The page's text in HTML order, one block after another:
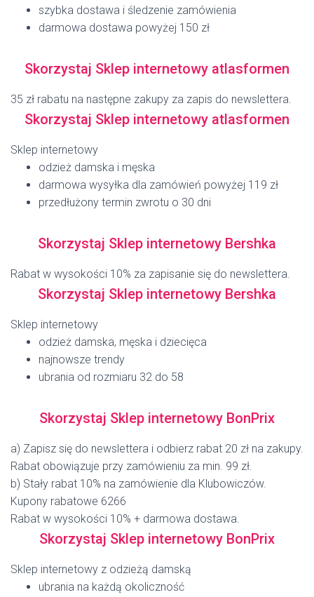
szybka dostawa i śledzenie zamówienia
darmowa dostawa powyżej 150 zł
Skorzystaj Sklep internetowy atlasformen
35 zł rabatu na następne zakupy za zapis do newslettera.
Skorzystaj Sklep internetowy atlasformen
Sklep internetowy
odzież damska i męska
darmowa wysyłka dla zamówień powyżej 119 zł
przedłużony termin zwrotu o 30 dni
Skorzystaj Sklep internetowy Bershka
Rabat w wysokości 10% za zapisanie się do newslettera.
Skorzystaj Sklep internetowy Bershka
Sklep internetowy
odzież damska, męska i dziecięca
najnowsze trendy
ubrania od rozmiaru 32 do 58
Skorzystaj Sklep internetowy BonPrix
a) Zapisz się do newslettera i odbierz rabat 20 zł na zakupy.
Rabat obowiązuje przy zamówieniu za min. 99 zł.
b) Stały rabat 10% na zamówienie dla Klubowiczów.
Kupony rabatowe 6266
Rabat w wysokości 10% + darmowa dostawa.
Skorzystaj Sklep internetowy BonPrix
Sklep internetowy z odzieżą damską
ubrania na każdą okoliczność